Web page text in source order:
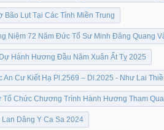
Bão Lụt Tại Các Tỉnh Miền Trung
Niệm 72 Năm Đức Tổ Sư Minh Đăng Quang
Hành Hương Đầu Năm Xuân Ất Tỵ 2025
An Cư Kiết Hạ Pl.2569 – Dl.2025 - Như Lai
Tổ Chức Chương Trình Hành Hương Tham
Dâng Y Ca Sa 2024